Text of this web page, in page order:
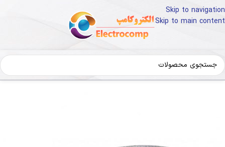
Skip to navigation
Skip to main content
خانه کالای دیجیتال لوازم جانبی کامپیوتر ماوس